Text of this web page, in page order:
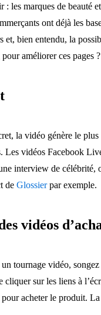
: les marques de beauté
ont déjà les
et, bien entendu, la
améliorer ces pages
la vidéo génère le
Les vidéos Facebook
interview de célébrité,
deGlossierpar exemple.
vidéos
tournage vidéo,
cliquer sur les liens à
acheter le produit.